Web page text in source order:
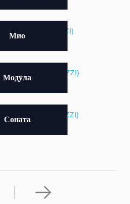
Мио
Модула
Соната